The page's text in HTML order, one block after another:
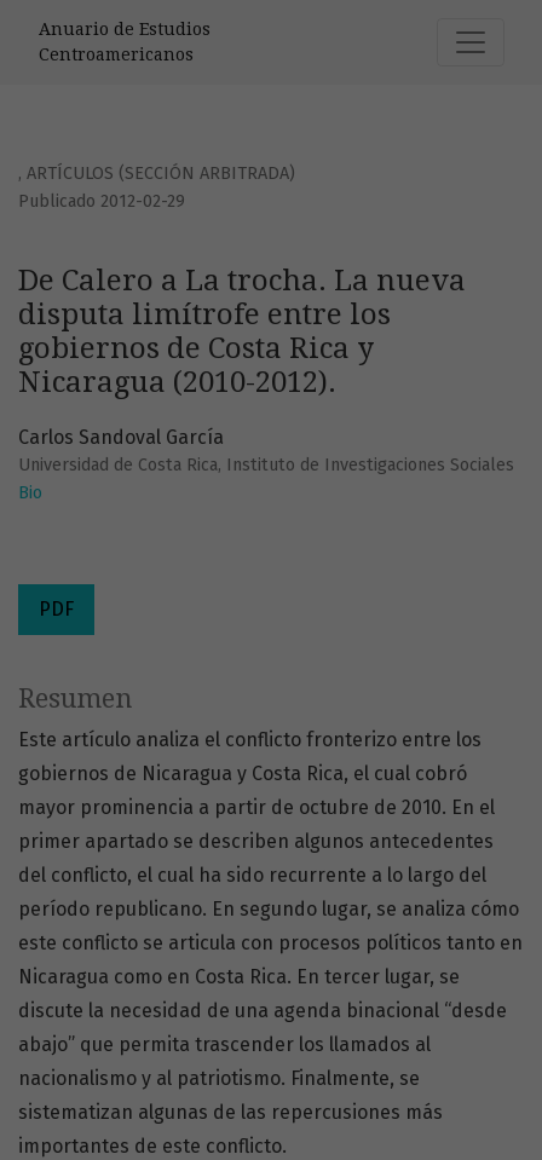
Anuario de Estudios
Centroamericanos
, ARTÍCULOS (SECCIÓN ARBITRADA)
De Calero a La trocha. La nueva
disputa limítrofe entre los
gobiernos de Costa Rica y
Nicaragua (2010-2012).
Publicado 2012-02-29
Carlos Sandoval García
Universidad de Costa Rica, Instituto de Investigaciones Sociales
Bio
PDF
Resumen
Este artículo analiza el conflicto fronterizo entre los
gobiernos de Nicaragua y Costa Rica, el cual cobró
mayor prominencia a partir de octubre de 2010. En el
primer apartado se describen algunos antecedentes
del conflicto, el cual ha sido recurrente a lo largo del
período republicano. En segundo lugar, se analiza cómo
este conflicto se articula con procesos políticos tanto en
Nicaragua como en Costa Rica. En tercer lugar, se
discute la necesidad de una agenda binacional “desde
abajo” que permita trascender los llamados al
nacionalismo y al patriotismo. Finalmente, se
sistematizan algunas de las repercusiones más
importantes de este conflicto.